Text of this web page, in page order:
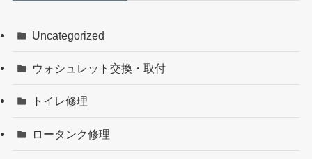
Uncategorized
ウォシュレット交換・取付
トイレ修理
ロータンク修理